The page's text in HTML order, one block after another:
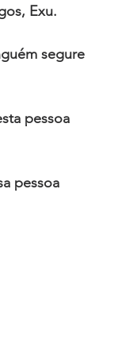
Exu.
segure
pessoa
pessoa